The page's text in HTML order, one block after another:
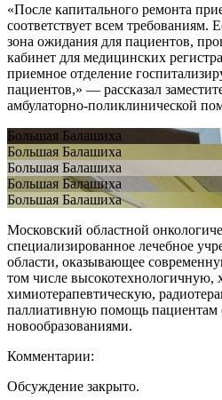
«После капитального ремонта
соответствует всем требованиям.
зона ожидания для пациентов,
кабинет для медицинских
приемное отделение
пациентов,» — рассказал
амбулаторно-поликлинической
Большая Балашиха
Большая Балашиха
Большая Балашиха
Большая Балашиха
Большая Балашиха
Московский областной
специализированное лечебное
области, оказывающее
том числе высокотехнологичную,
химиотерапевтическую,
паллиативную помощь пациентам
новообразованиями.
Комментарии:
Обсуждение закрыто.